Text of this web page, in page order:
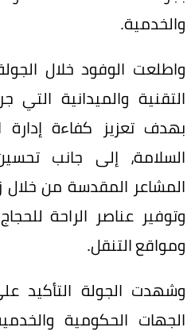
والخدمية.
واطلعت الوفود خلال
التقنية والميدانية
بهدف تعزيز كفاءة
السلامة، إلى جانب
المشاعر المقدسة من خلال
وتوفير عناصر الراحة
ومواقع التنقل.
وشهدت الجولة التأكيد
الجهات الحكومية